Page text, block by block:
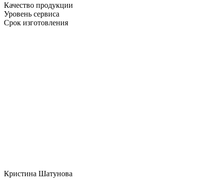
Качество продукции
Уровень сервиса
Срок изготовления
Кристина Шатунова